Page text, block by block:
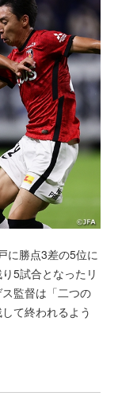
に勝点3差の5位に
5試合となったリ
監督は「二つの
て終われるよう